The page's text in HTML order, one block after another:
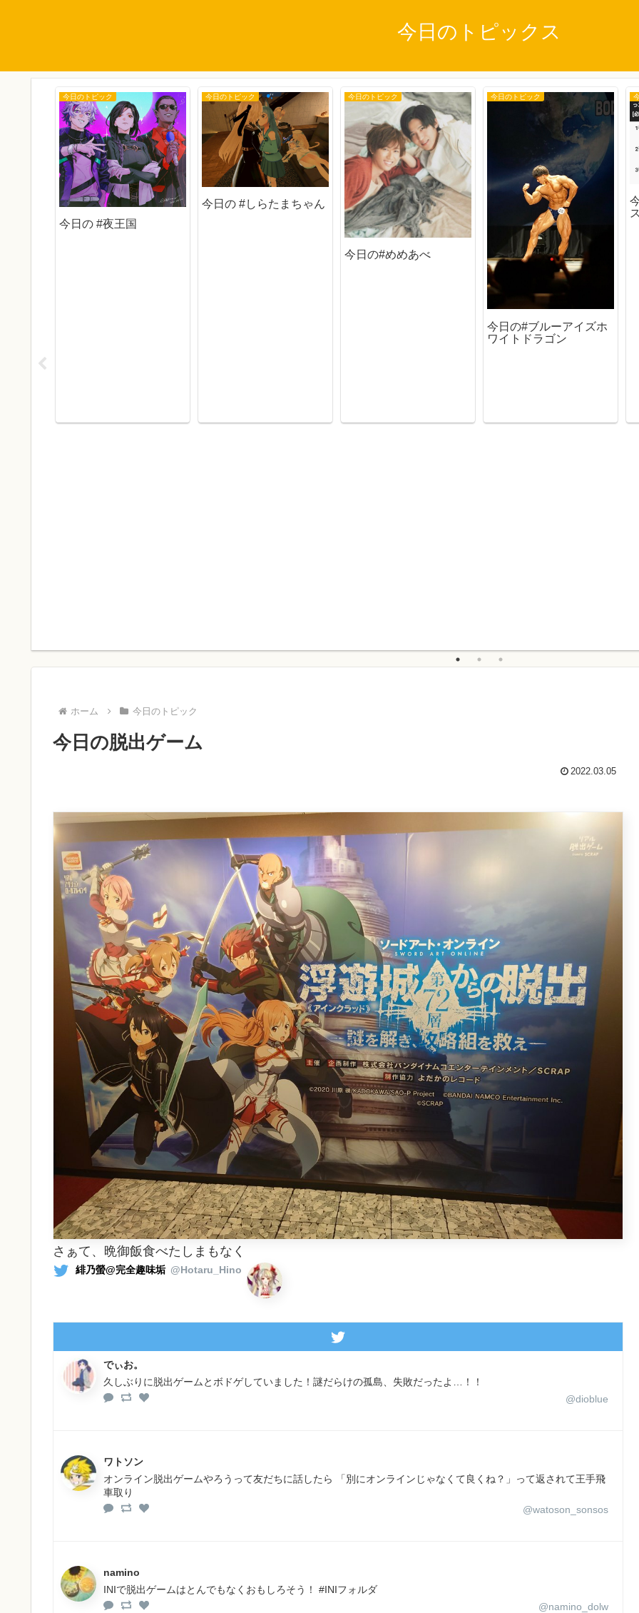
今日のトピックス
今日のトピック
今日の #夜王国
今日のトピック
今日の #しらたまちゃん
今日のトピック
今日の#めめあべ
今日のトピック
今日の#ブルーアイズホ
ワイトドラゴン
ホーム 今日のトピック
今日の脱出ゲーム
2022.03.05
さぁて、晩御飯食べたしまもなく
緋乃螢@完全趣味垢 @Hotaru_Hino
でぃお。
久しぶりに脱出ゲームとボドゲしていました！謎だらけの孤島、失敗だったよ…！！
@dioblue
ワトソン
オンライン脱出ゲームやろうって友だちに話したら 「別にオンラインじゃなくて良くね？」って返されて王手飛
車取り
@watoson_sonsos
namino
INIで脱出ゲームはとんでもなくおもしろそう！ #INIフォルダ
@namino_dolw